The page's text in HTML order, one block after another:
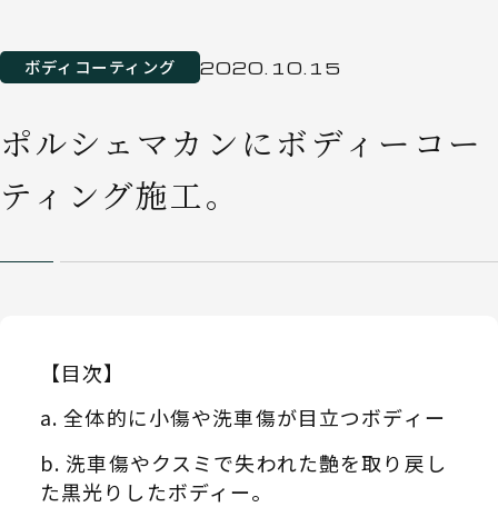
ボディコーティング 2020.10.15
ポルシェマカンにボディーコー
ティング施工。
【目次】
全体的に小傷や洗車傷が目立つボディー
洗車傷やクスミで失われた艶を取り戻し
た黒光りしたボディー。